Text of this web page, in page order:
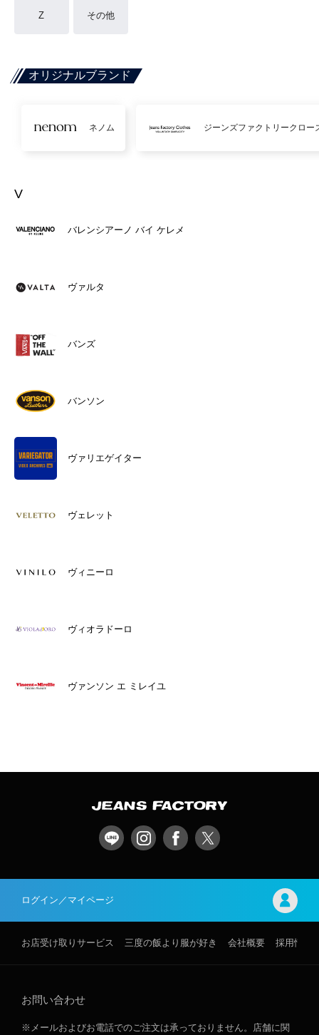
Z その他
オリジナルブランド
ネノム ジーンズファクトリークロー
V
バレンシアーノ バイ ケレメ
ヴァルタ
バンズ
バンソン
ヴァリエゲイター
ヴェレット
ヴィニーロ
ヴィオラドーロ
ヴァンソン エ ミレイユ
ログイン／マイページ
お店受け取りサービス 三度の飯より服が好き 会社概要 採用情報
お問い合わせ
※メールおよびお電話でのご注文は承っておりません。店舗に関